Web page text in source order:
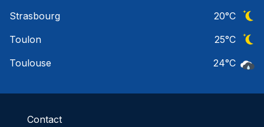
Strasbourg
20°C
Toulon
25°C
Toulouse
24°C
Contact